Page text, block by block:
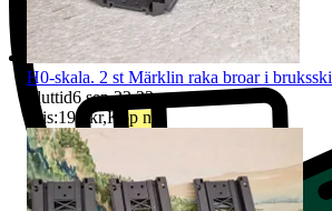
H0-skala. 2 st Märklin raka broar i
Sluttid6 sep 22:23.
Pris:199 kr,Köp nu